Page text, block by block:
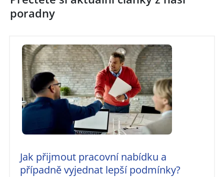
poradny
Jak přijmout pracovní nabídku a
případně vyjednat lepší podmínky?